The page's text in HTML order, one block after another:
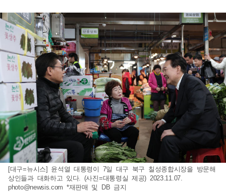
[대구=뉴시스] 윤석열 대통령이 7일 대구 북구 칠성종합시장을 방문해
상인들과 대화하고 있다. (사진=대통령실 제공) 2023.11.07.
photo@newsis.com *재판매 및 DB 금지